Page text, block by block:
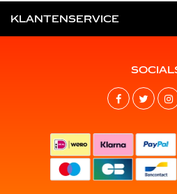
KLANTENSERVICE